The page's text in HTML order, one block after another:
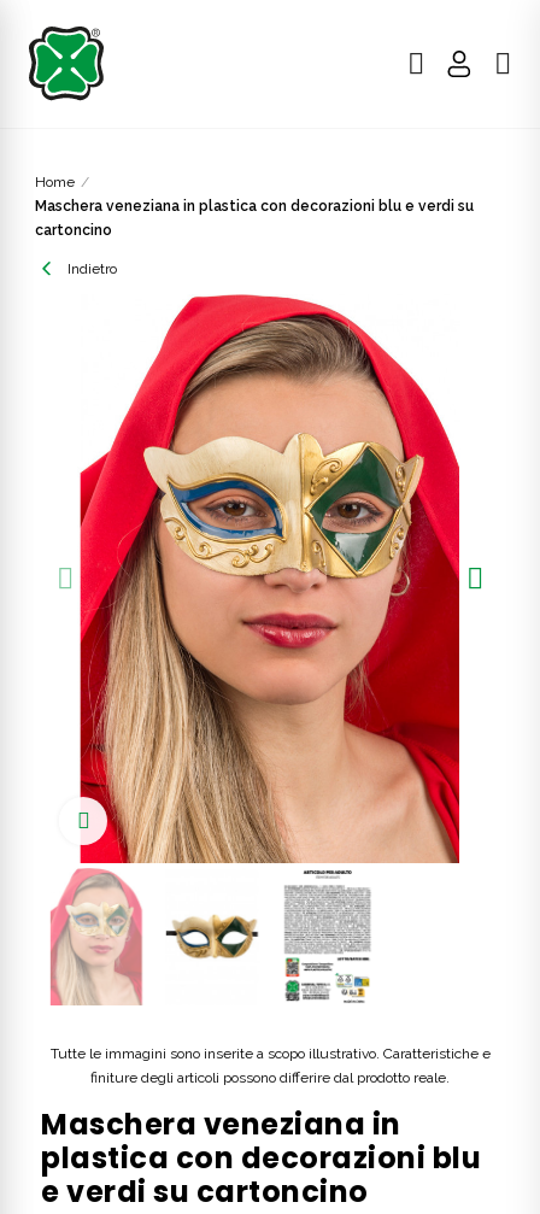
Home
Maschera veneziana in plastica con decorazioni blu e verdi su
cartoncino
Indietro
Click to enlarge
Tutte le immagini sono inserite a scopo illustrativo. Caratteristiche e
finiture degli articoli possono differire dal prodotto reale.
Maschera veneziana in
plastica con decorazioni blu
e verdi su cartoncino